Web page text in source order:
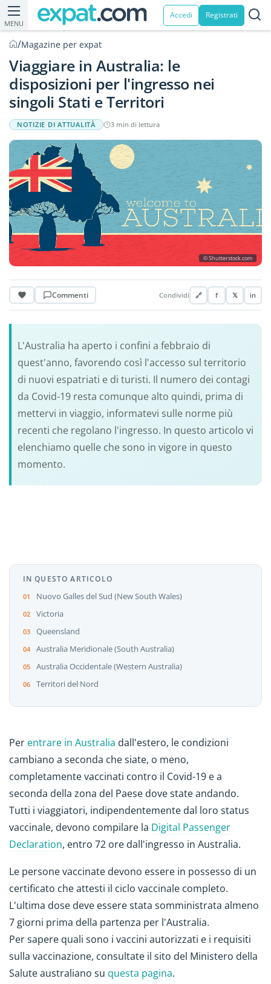
MENU
Accedi Registrati
/Magazine per expat
Viaggiare in Australia: le
disposizioni per l'ingresso nei
singoli Stati e Territori
NOTIZIE DI ATTUALITÀ 3 min di lettura
© Shutterstock.com
Commenti Condividi 🔗 f 𝕏 in
L'Australia ha aperto i confini a febbraio di
quest'anno, favorendo così l'accesso sul territorio
di nuovi espatriati e di turisti. Il numero dei contagi
da Covid-19 resta comunque alto quindi, prima di
mettervi in viaggio, informatevi sulle norme più
recenti che regolano l'ingresso. In questo articolo vi
elenchiamo quelle che sono in vigore in questo
momento.
IN QUESTO ARTICOLO
Nuovo Galles del Sud (New South Wales)
Victoria
Queensland
Australia Meridionale (South Australia)
Australia Occidentale (Western Australia)
Territori del Nord
Per entrare in Australia dall'estero, le condizioni
cambiano a seconda che siate, o meno,
completamente vaccinati contro il Covid-19 e a
seconda della zona del Paese dove state andando.
Tutti i viaggiatori, indipendentemente dal loro status
vaccinale, devono compilare la Digital Passenger
Declaration, entro 72 ore dall'ingresso in Australia.
Le persone vaccinate devono essere in possesso di un
certificato che attesti il ciclo vaccinale completo.
L'ultima dose deve essere stata somministrata almeno
7 giorni prima della partenza per l'Australia.
Per sapere quali sono i vaccini autorizzati e i requisiti
sulla vaccinazione, consultate il sito del Ministero della
Salute australiano su questa pagina.